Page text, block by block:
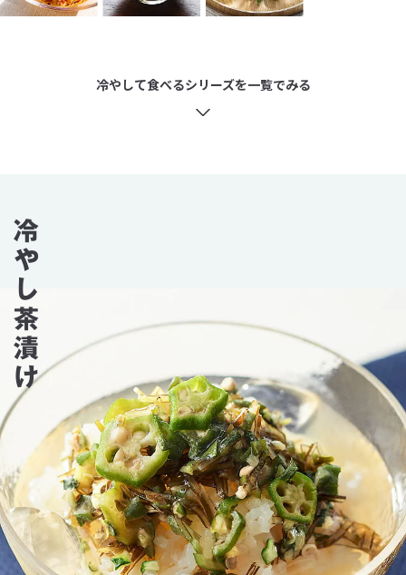
冷やして食べるシリーズを一覧でみる
冷やし茶漬け